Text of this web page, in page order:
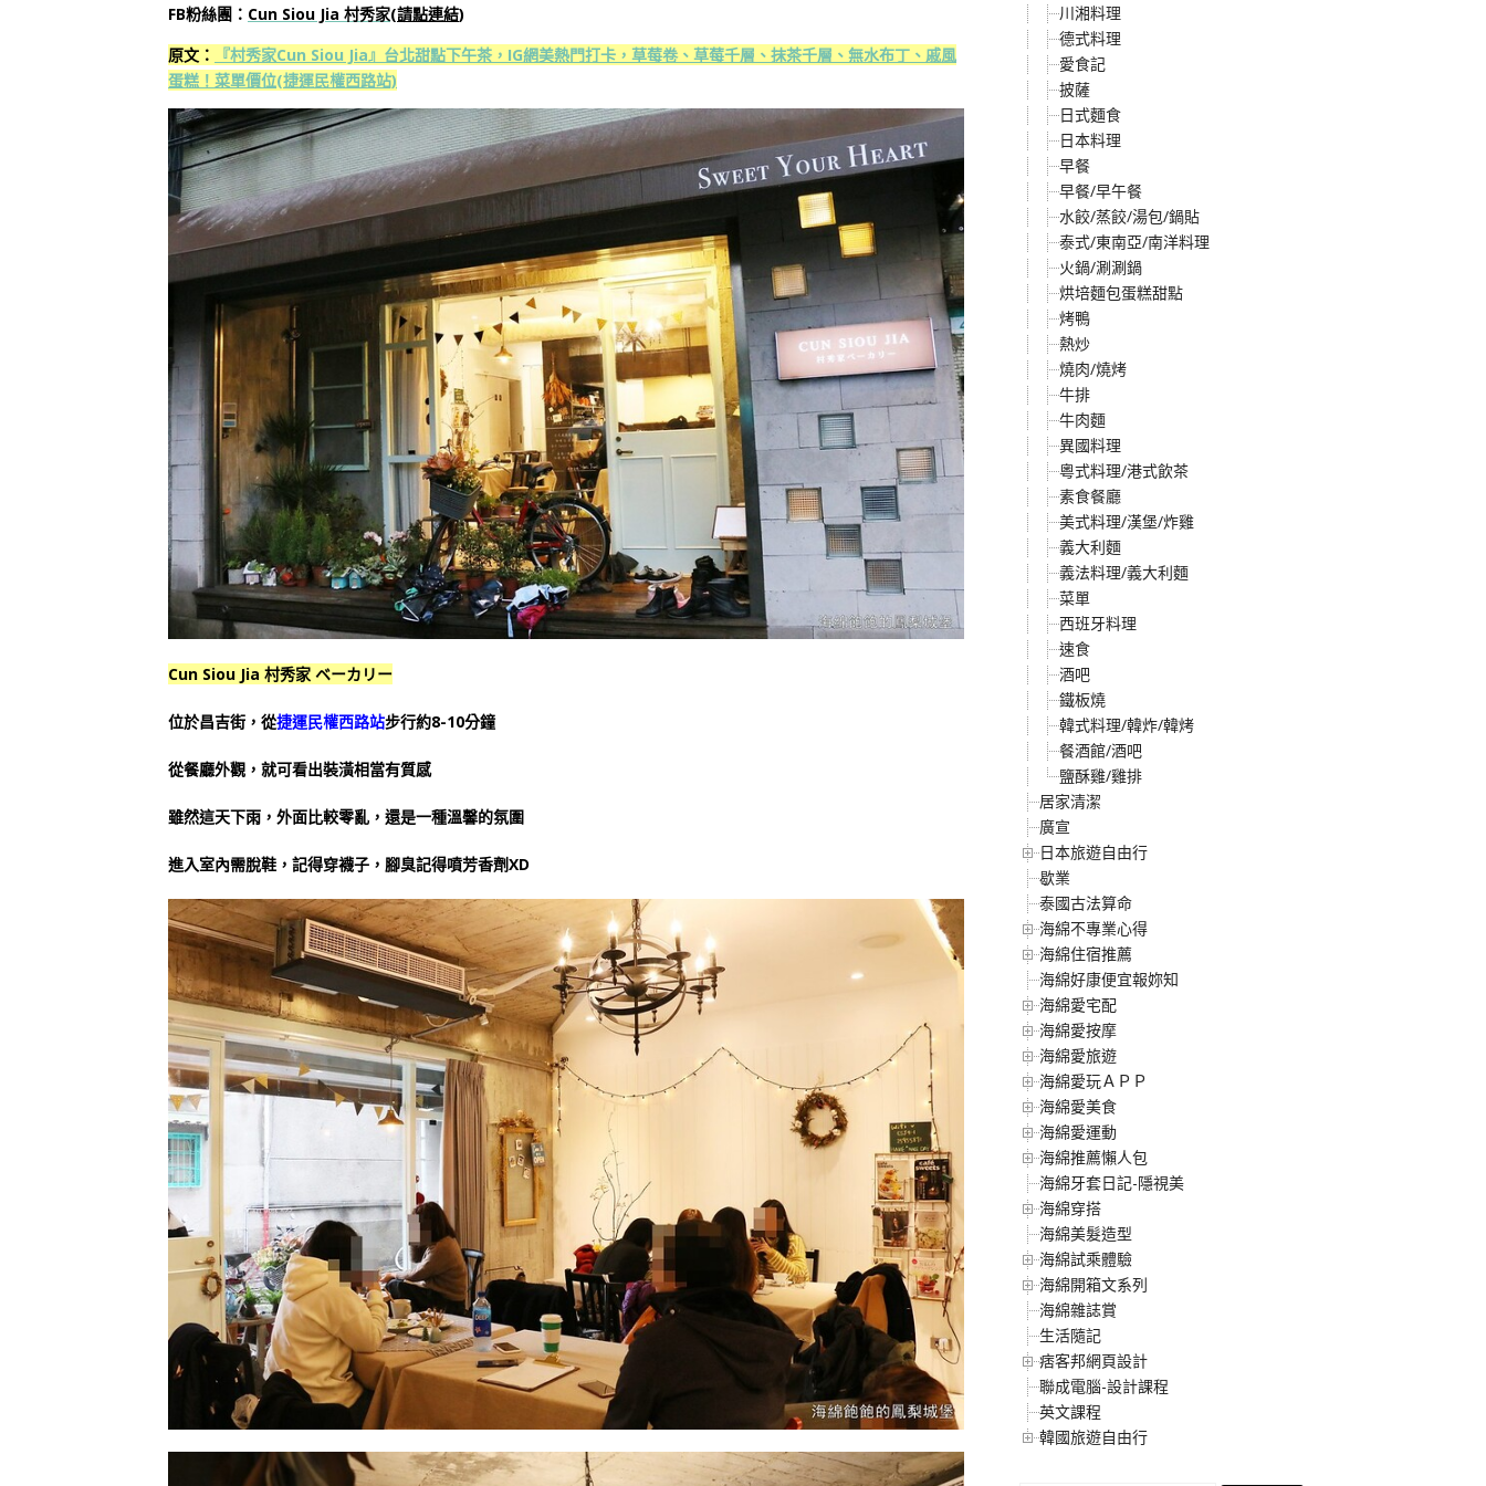
FB粉絲團： Cun Siou Jia 村秀家(請點連結)
原文：
『村秀家Cun Siou Jia』台北甜點下午茶，IG網美熱門打卡，草莓卷、草莓千層、抹茶千層、無水布丁、戚風
蛋糕！菜單價位(捷運民權西路站)
Cun Siou Jia 村秀家 ベーカリー
位於昌吉街，從捷運民權西路站步行約8-10分鐘
從餐廳外觀，就可看出裝潢相當有質感
雖然這天下雨，外面比較零亂，還是一種溫馨的氛圍
進入室內需脫鞋，記得穿襪子，腳臭記得噴芳香劑XD
川湘料理
德式料理
愛食記
披薩
日式麵食
日本料理
早餐
早餐/早午餐
水餃/蒸餃/湯包/鍋貼
泰式/東南亞/南洋料理
火鍋/涮涮鍋
烘培麵包蛋糕甜點
烤鴨
熱炒
燒肉/燒烤
牛排
牛肉麵
異國料理
粵式料理/港式飲茶
素食餐廳
美式料理/漢堡/炸雞
義大利麵
義法料理/義大利麵
菜單
西班牙料理
速食
酒吧
鐵板燒
韓式料理/韓炸/韓烤
餐酒館/酒吧
鹽酥雞/雞排
居家清潔
廣宣
日本旅遊自由行
歇業
泰國古法算命
海綿不專業心得
海綿住宿推薦
海綿好康便宜報妳知
海綿愛宅配
海綿愛按摩
海綿愛旅遊
海綿愛玩ＡＰＰ
海綿愛美食
海綿愛運動
海綿推薦懶人包
海綿牙套日記-隱視美
海綿穿搭
海綿美髮造型
海綿試乘體驗
海綿開箱文系列
海綿雜誌賞
生活隨記
痞客邦網頁設計
聯成電腦-設計課程
英文課程
韓國旅遊自由行